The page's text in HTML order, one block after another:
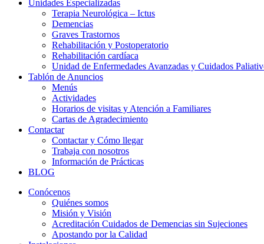
Unidades Especializadas
Terapia Neurológica – Ictus
Demencias
Graves Trastornos
Rehabilitación y Postoperatorio
Rehabilitación cardíaca
Unidad de Enfermedades Avanzadas y Cuidados
Tablón de Anuncios
Menús
Actividades
Horarios de visitas y Atención a Familiares
Cartas de Agradecimiento
Contactar
Contactar y Cómo llegar
Trabaja con nosotros
Información de Prácticas
BLOG
Conócenos
Quiénes somos
Misión y Visión
Acreditación Cuidados de Demencias sin Sujeciones
Apostando por la Calidad